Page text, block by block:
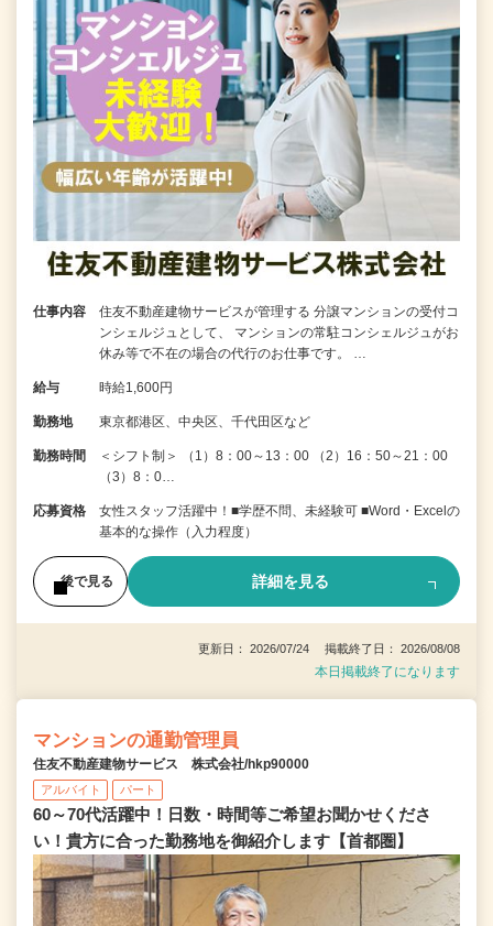
仕事内容
住友不動産建物サービスが管理する 分譲マンションの受付コ
ンシェルジュとして、 マンションの常駐コンシェルジュがお
休み等で不在の場合の代行のお仕事です。 …
給与 時給1,600円
勤務地 東京都港区、中央区、千代田区など
勤務時間
＜シフト制＞ （1）8：00～13：00 （2）16：50～21：00
（3）8：0…
応募資格
女性スタッフ活躍中！■学歴不問、未経験可 ■Word・Excelの
基本的な操作（入力程度）
後で見る 詳細を見る
更新日： 2026/07/24 掲載終了日： 2026/08/08
本日掲載終了になります
マンションの通勤管理員
住友不動産建物サービス 株式会社/hkp90000
アルバイト パート
60～70代活躍中！日数・時間等ご希望お聞かせくださ
い！貴方に合った勤務地を御紹介します【首都圏】